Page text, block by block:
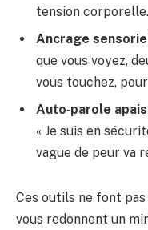
tension corporelle.
Ancrage
que vous voyez,
vous touchez,
Auto‑parole
« Je suis en
vague de peur va
Ces outils ne font
vous redonnent un